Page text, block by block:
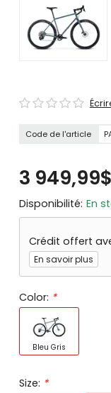
Code de l'article
3
Disponibilité: En
Crédit offert
En savoir plus
Color: *
Bleu Gris
Size: *